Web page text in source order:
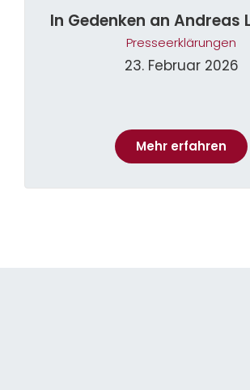
In Gedenken an Andreas
Presseerklärungen
23. Februar 2026
Mehr erfahren